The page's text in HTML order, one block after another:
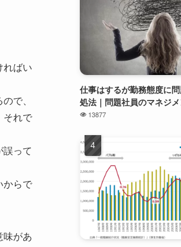
ればい
で、
それで
って
からで
味があ
仕事はするが勤務態度に
処法｜問題社員のマネジメ
13877